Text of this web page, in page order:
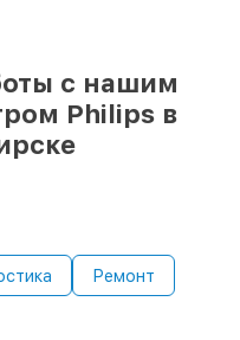
с нашим
Philips в
Ремонт